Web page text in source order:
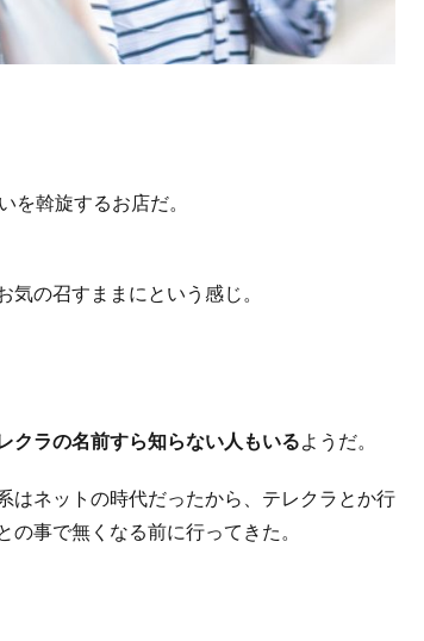
を斡旋するお店だ。
の召すままにという感じ。
クラの名前すら知らない人もいる ようだ。
はネットの時代だったから、テレクラとか行
との事で無くなる前に行ってきた。